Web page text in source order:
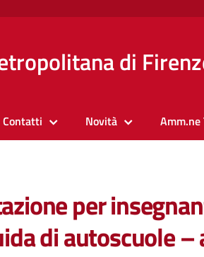
di
Contatti Novità
per
di autoscuole –